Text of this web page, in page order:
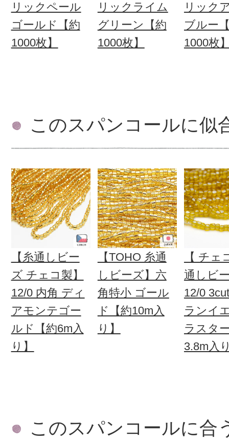
リックペール
ゴールド【約
1000枚】
リックライム
グリーン【約
1000枚】
リック
ブルー
1000枚
このスパンコールに似
【糸通しビー
ズ チェコ製】
12/0 内角 ディ
アモンテゴー
ルド【約6m入
り】
【TOHO 糸通
しビーズ】六
角特小 ゴール
ド【約10m入
り】
【 チェ
通しビ
12/0
ランイ
ラスタ
3.8m入
このスパンコールに合